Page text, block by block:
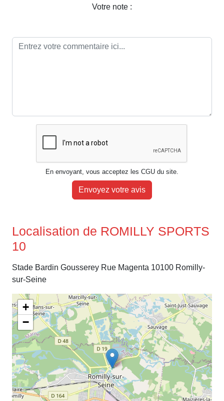
Votre note :
En envoyant, vous acceptez les CGU du site.
Envoyez votre avis
Localisation de ROMILLY SPORTS
10
Stade Bardin Gousserey Rue Magenta 10100 Romilly-
sur-Seine
+
−